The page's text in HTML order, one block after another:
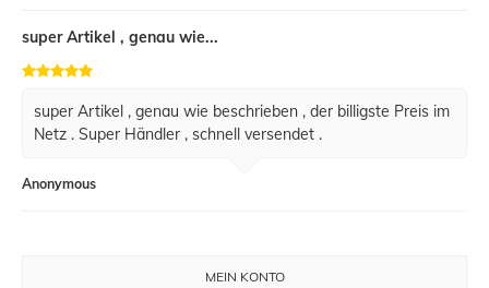
super Artikel , genau wie...
super Artikel , genau wie beschrieben , der billigste Preis im
Netz . Super Händler , schnell versendet .
Anonymous
MEIN KONTO